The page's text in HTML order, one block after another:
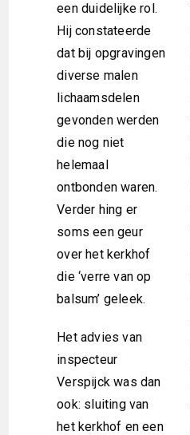
een duidelijke rol.
Hij constateerde
dat bij opgravingen
diverse malen
lichaamsdelen
gevonden werden
die nog niet
helemaal
ontbonden waren.
Verder hing er
soms een geur
over het kerkhof
die ‘verre van op
balsum’ geleek.
Het advies van
inspecteur
Verspijck was dan
ook: sluiting van
het kerkhof en een